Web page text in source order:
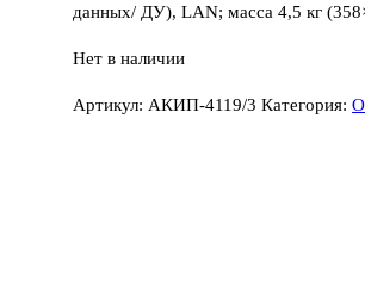
данных/ ДУ), LAN; масса 4,5 кг
Нет в наличии
Артикул: АКИП-4119/3 Категория: